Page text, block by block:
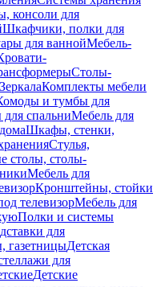
консоли для
Шкафчики, полки для
для ваннойМебель-
Столы-
ЗеркалаКомплекты мебели
и тумбы для
спальниМебель для
Шкафы, стенки,
Стулья,
столы, столы-
Мебель для
Кронштейны, стойки
телевизорМебель для
Полки и системы
для
газетницыДетская
для
Детские